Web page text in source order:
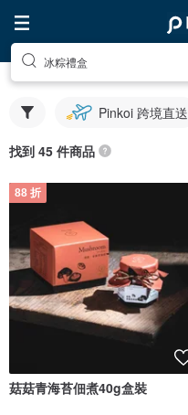
冰粽禮盒
Pinkoi 跨境直送
找到 45 件商品
88 折
菇菇青海苔佃煮40g盒裝